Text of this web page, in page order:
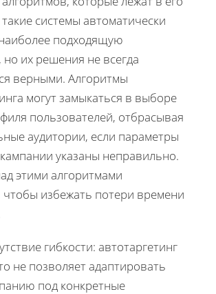
системы автоматически
подходящую
их решения не всегда
верными. Алгоритмы
могут замыкаться в выборе
пользователей, отбрасывая
аудитории, если параметры
указаны неправильно.
этими алгоритмами
избежать потери времени
гибкости: автотаргетинг
не позволяет адаптировать
под конкретные